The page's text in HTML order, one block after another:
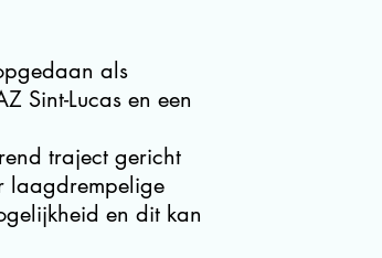
als
Sint-Lucas en een
traject gericht
laagdrempelige
en dit kan